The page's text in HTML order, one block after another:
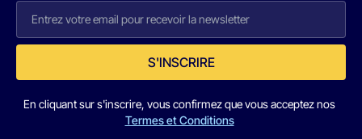
S'INSCRIRE
En cliquant sur s'inscrire, vous confirmez que vous acceptez nos
Termes et Conditions